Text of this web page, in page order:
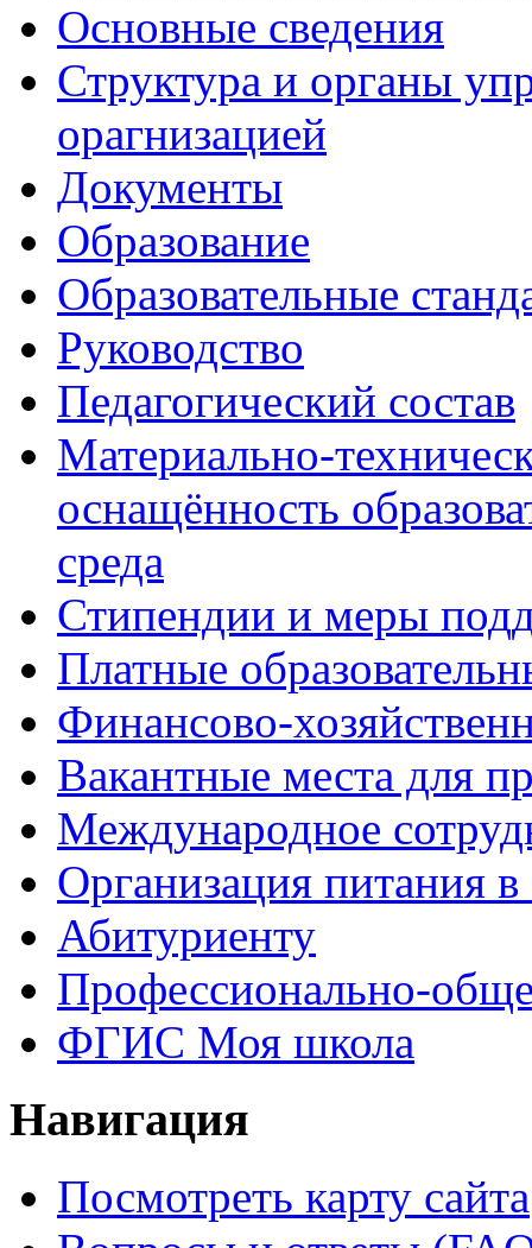
Основные сведения
Структура и органы
орагнизацией
Документы
Образование
Образовательные
Руководство
Педагогический состав
Материально-
оснащённость
среда
Стипендии и меры
Платные
Финансово-
Вакантные места для
Международное
Организация питания в
Абитуриенту
Профессионально-
ФГИС Моя школа
Навигация
Посмотреть карту сайта